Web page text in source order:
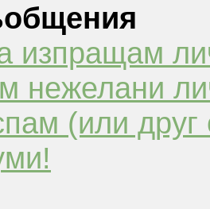
изпращам
нежелани
(или